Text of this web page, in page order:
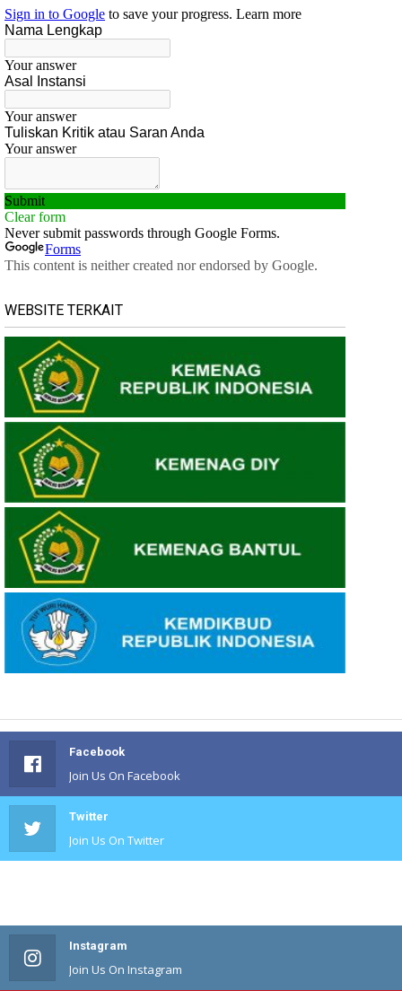
WEBSITE TERKAIT
Facebook
Join Us On Facebook
Twitter
Join Us On Twitter
Instagram
Join Us On Instagram